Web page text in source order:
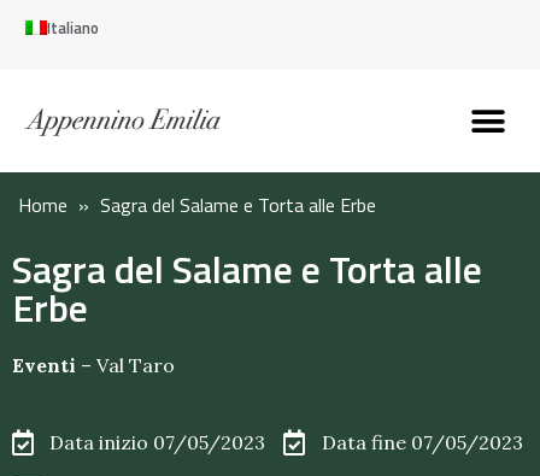
Italiano
Home » Sagra del Salame e Torta alle Erbe
Sagra del Salame e Torta alle
Erbe
Eventi – Val Taro
Data inizio 07/05/2023
Data fine 07/05/2023